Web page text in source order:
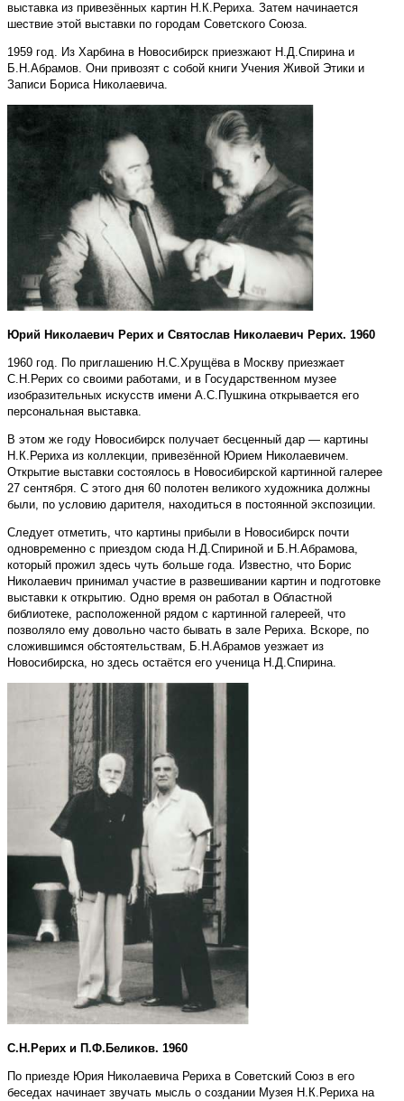
выставка из привезённых картин Н.К.Рериха. Затем начинается
шествие этой выставки по городам Советского Союза.
1959 год. Из Харбина в Новосибирск приезжают Н.Д.Спирина и
Б.Н.Абрамов. Они привозят с собой книги Учения Живой Этики и
Записи Бориса Николаевича.
Юрий Николаевич Рерих и Святослав Николаевич Рерих. 1960
1960 год. По приглашению Н.С.Хрущёва в Москву приезжает
С.Н.Рерих со своими работами, и в Государственном музее
изобразительных искусств имени А.С.Пушкина открывается его
персональная выставка.
В этом же году Новосибирск получает бесценный дар — картины
Н.К.Рериха из коллекции, привезённой Юрием Николаевичем.
Открытие выставки состоялось в Новосибирской картинной галерее
27 сентября. С этого дня 60 полотен великого художника должны
были, по условию дарителя, находиться в постоянной экспозиции.
Следует отметить, что картины прибыли в Новосибирск почти
одновременно с приездом сюда Н.Д.Спириной и Б.Н.Абрамова,
который прожил здесь чуть больше года. Известно, что Борис
Николаевич принимал участие в развешивании картин и подготовке
выставки к открытию. Одно время он работал в Областной
библиотеке, расположенной рядом с картинной галереей, что
позволяло ему довольно часто бывать в зале Рериха. Вскоре, по
сложившимся обстоятельствам, Б.Н.Абрамов уезжает из
Новосибирска, но здесь остаётся его ученица Н.Д.Спирина.
С.Н.Рерих и П.Ф.Беликов. 1960
По приезде Юрия Николаевича Рериха в Советский Союз в его
беседах начинает звучать мысль о создании Музея Н.К.Рериха на